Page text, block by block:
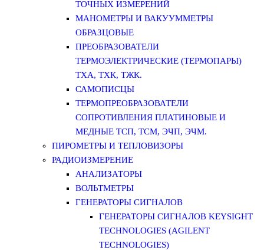
ТОЧНЫХ ИЗМЕРЕНИЙ
МАНОМЕТРЫ И ВАКУУММЕТРЫ
ОБРАЗЦОВЫЕ
ПРЕОБРАЗОВАТЕЛИ
ТЕРМОЭЛЕКТРИЧЕСКИЕ (ТЕРМОПАРЫ)
ТХА, ТХК, ТЖК.
САМОПИСЦЫ
ТЕРМОПРЕОБРАЗОВАТЕЛИ
СОПРОТИВЛЕНИЯ ПЛАТИНОВЫЕ И
МЕДНЫЕ ТСП, ТСМ, ЭЧП, ЭЧМ.
ПИРОМЕТРЫ И ТЕПЛОВИЗОРЫ
РАДИОИЗМЕРЕНИЕ
АНАЛИЗАТОРЫ
ВОЛЬТМЕТРЫ
ГЕНЕРАТОРЫ СИГНАЛОВ
ГЕНЕРАТОРЫ СИГНАЛОВ KEYSIGHT
TECHNOLOGIES (AGILENT
TECHNOLOGIES)